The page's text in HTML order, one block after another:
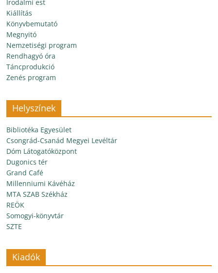
Irodalmi est
Kiállítás
Könyvbemutató
Megnyitó
Nemzetiségi program
Rendhagyó óra
Táncprodukció
Zenés program
Helyszínek
Bibliotéka Egyesület
Csongrád-Csanád Megyei Levéltár
Dóm Látogatóközpont
Dugonics tér
Grand Café
Millenniumi Kávéház
MTA SZAB Székház
REÖK
Somogyi-könyvtár
SZTE
Kiadók